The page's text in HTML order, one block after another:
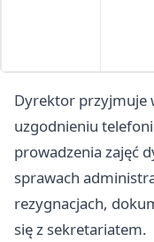
Dyrektor przyjmuje
uzgodnieniu
prowadzenia zajęć
sprawach
rezygnacjach,
się z sekretariatem.